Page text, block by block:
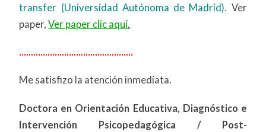
transfer (Universidad Autónoma de Madrid). Ver
paper,Ver paper clic aquí.
................................................
Me satisfizo la atención inmediata.
Doctora en Orientación Educativa, Diagnóstico e
Intervención Psicopedagógica
/ Post-